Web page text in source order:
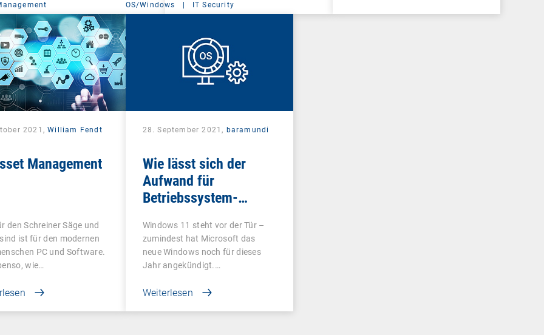
2021,William Fendt
Management
den Schreiner Säge und
ist für den modernen
PC und Software.
wie…
OS/Windows | IT Security
28. September 2021, baramundi
Wie lässt sich der
Aufwand für
Betriebssystem-
Windows 11 steht vor der Tür –
zumindest hat Microsoft das
neue Windows noch für dieses
Jahr angekündigt.…
Weiterlesen